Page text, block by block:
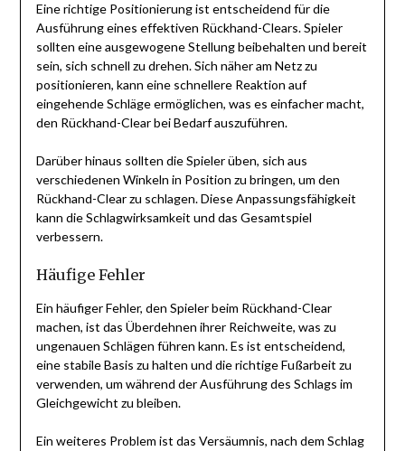
Eine richtige Positionierung ist entscheidend für die
Ausführung eines effektiven Rückhand-Clears. Spieler
sollten eine ausgewogene Stellung beibehalten und bereit
sein, sich schnell zu drehen. Sich näher am Netz zu
positionieren, kann eine schnellere Reaktion auf
eingehende Schläge ermöglichen, was es einfacher macht,
den Rückhand-Clear bei Bedarf auszuführen.
Darüber hinaus sollten die Spieler üben, sich aus
verschiedenen Winkeln in Position zu bringen, um den
Rückhand-Clear zu schlagen. Diese Anpassungsfähigkeit
kann die Schlagwirksamkeit und das Gesamtspiel
verbessern.
Häufige Fehler
Ein häufiger Fehler, den Spieler beim Rückhand-Clear
machen, ist das Überdehnen ihrer Reichweite, was zu
ungenauen Schlägen führen kann. Es ist entscheidend,
eine stabile Basis zu halten und die richtige Fußarbeit zu
verwenden, um während der Ausführung des Schlags im
Gleichgewicht zu bleiben.
Ein weiteres Problem ist das Versäumnis, nach dem Schlag